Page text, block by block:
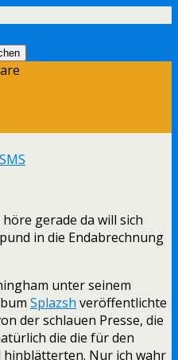
SMS
gerade da will sich
in die Endabrechnung
unter seinem
Splazsh veröffentlichte
der schlauen Presse, die
die die für den
hinblätterten. Nur ich wahr